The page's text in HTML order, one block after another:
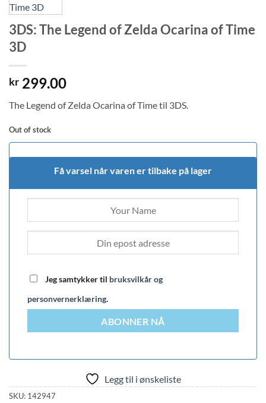
3DS: The Legend of Zelda Ocarina of Time
3D
kr 299.00
The Legend of Zelda Ocarina of Time til 3DS.
Out of stock
Få varsel når varen er tilbake på lager
Jeg samtykker til bruksvilkår og
personvernerklæring.
ABONNER NÅ
Legg til i ønskeliste
SKU: 142947